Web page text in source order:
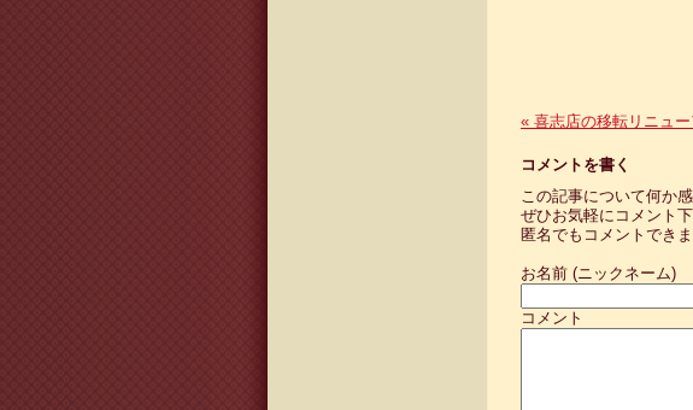
« 喜志店の移転リニュ
コメントを書く
この記事について何か
ぜひお気軽にコメント下
匿名でもコメントできま
お名前 (ニックネーム)
コメント